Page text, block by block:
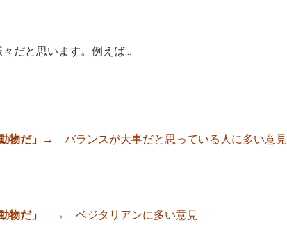
だと思います。例えば...
物だ」 → バランスが大事だと思っている人に多い意見
物だ」 → ベジタリアンに多い意見